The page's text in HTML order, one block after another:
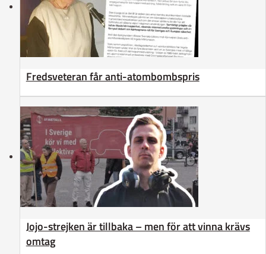
Fredsveteran får anti-atombombspris
Jojo-strejken är tillbaka – men för att vinna krävs
omtag